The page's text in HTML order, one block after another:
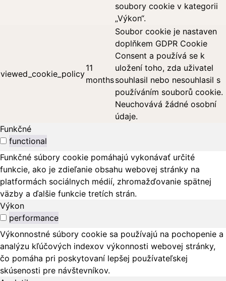
soubory cookie v kategorii
„Výkon“.
viewed_cookie_policy
11
months
Soubor cookie je nastaven
doplňkem GDPR Cookie
Consent a používá se k
uložení toho, zda uživatel
souhlasil nebo nesouhlasil s
používáním souborů cookie.
Neuchovává žádné osobní
údaje.
Funkčné
functional
Funkčné súbory cookie pomáhajú vykonávať určité
funkcie, ako je zdieľanie obsahu webovej stránky na
platformách sociálnych médií, zhromažďovanie spätnej
väzby a ďalšie funkcie tretích strán.
Výkon
performance
Výkonnostné súbory cookie sa používajú na pochopenie a
analýzu kľúčových indexov výkonnosti webovej stránky,
čo pomáha pri poskytovaní lepšej používateľskej
skúsenosti pre návštevníkov.